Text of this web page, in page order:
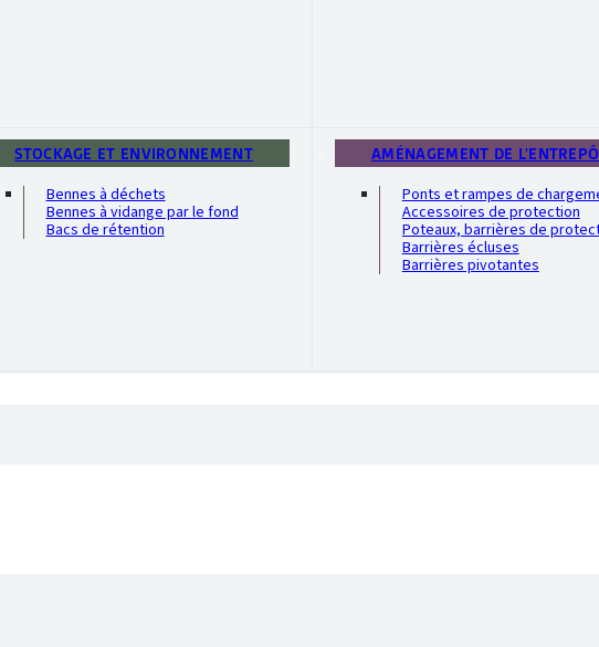
STOCKAGE ET ENVIRONNEMENT
Bennes à déchets
Bennes à vidange par le fond
Bacs de rétention
AMÉNAGEMENT DE
Ponts et rampes de
Accessoires de protection
Poteaux, barrières de
Barrières écluses
Barrières pivotantes